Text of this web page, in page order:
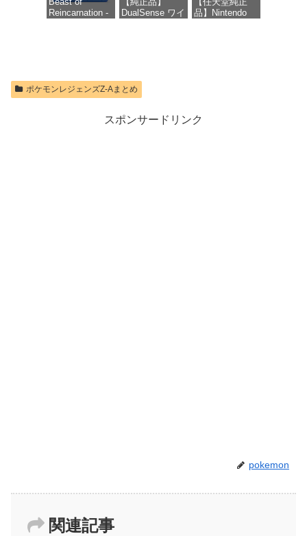
価格：¥1,300
Reincarnation -
DualSense ワイ
価格：¥10,737
品】Nintendo
ポケモンレジェンズZ-Aまとめ
スポンサードリンク
pokemon
関連記事